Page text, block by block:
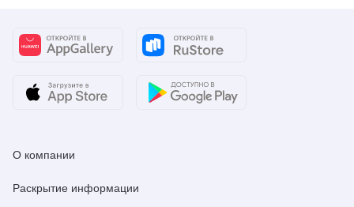
О компании
Раскрытие информации